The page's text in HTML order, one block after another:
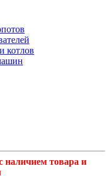
котлов
наличием товара и